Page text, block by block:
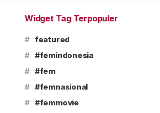
Widget Tag Terpopuler
# featured
# #femindonesia
# #fem
# #femnasional
# #femmovie